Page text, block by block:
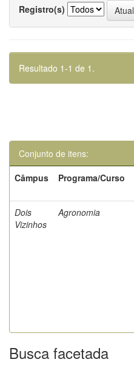
Registro(s)
Resultado 1-1 de 1.
Conjunto de itens:
Câmpus
Programa/Curso
Dois
Vizinhos
Agronomia
Busca facetada